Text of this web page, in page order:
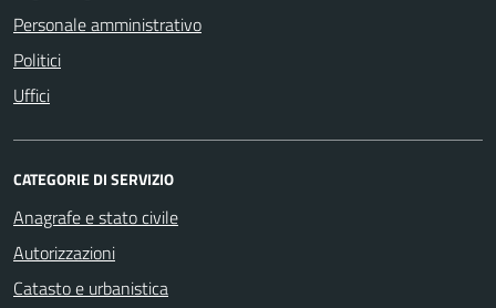
Personale amministrativo
Politici
Uffici
CATEGORIE DI SERVIZIO
Anagrafe e stato civile
Autorizzazioni
Catasto e urbanistica